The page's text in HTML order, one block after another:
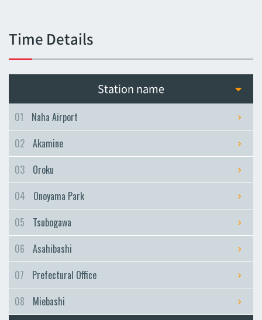
Asato
Naha City Hospital
Asahibashi
Prefectural Office
Miebashi
Omoromachi
Time Details
Station name
01
Naha Airport
02 Akamine
03
Oroku
04
Onoyama Park
05
Tsubogawa
06
Asahibashi
07
Prefectural Office
08
Miebashi